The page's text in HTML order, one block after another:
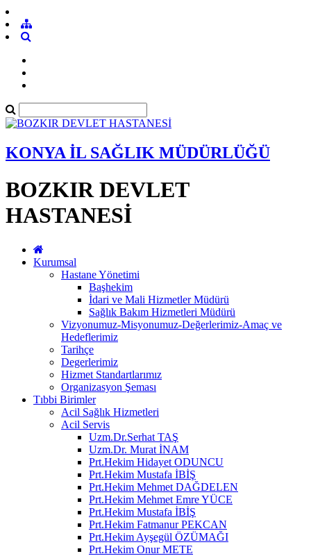
KONYA İL SAĞLIK MÜDÜRLÜĞÜ
BOZKIR DEVLET
HASTANESİ
Kurumsal
Hastane Yönetimi
Başhekim
İdari ve Mali Hizmetler Müdürü
Sağlık Bakım Hizmetleri Müdürü
Vizyonumuz-Misyonumuz-Değerlerimiz-Amaç ve
Hedeflerimiz
Tarihçe
Degerlerimiz
Hizmet Standartlarımız
Organizasyon Şeması
Tıbbi Birimler
Acil Sağlık Hizmetleri
Acil Servis
Uzm.Dr.Serhat TAŞ
Uzm.Dr. Murat İNAM
Prt.Hekim Hidayet ODUNCU
Prt.Hekim Mustafa İBİŞ
Prt.Hekim Mehmet DAĞDELEN
Prt.Hekim Mehmet Emre YÜCE
Prt.Hekim Mustafa İBİŞ
Prt.Hekim Fatmanur PEKCAN
Prt.Hekim Ayşegül ÖZÜMAĞI
Prt.Hekim Onur METE